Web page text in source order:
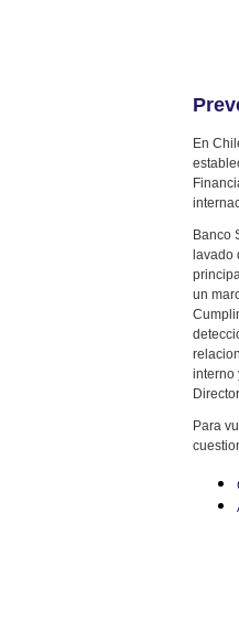
En
Banco
lavado
un
interno
Para